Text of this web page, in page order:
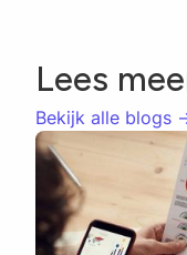
Lees
Bekijk alle blogs -